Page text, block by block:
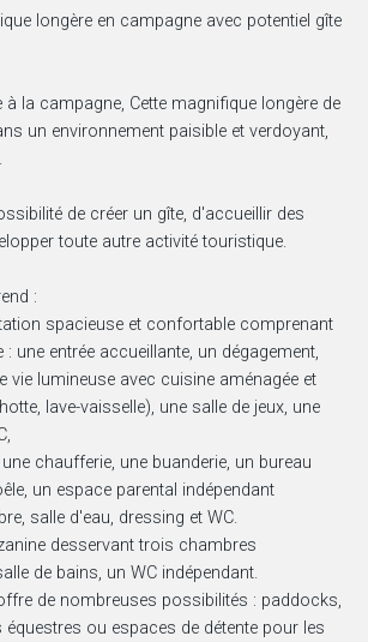
longère en campagne avec potentiel gîte
à la campagne, Cette magnifique longère de
un environnement paisible et verdoyant,
de créer un gîte, d'accueillir des
toute autre activité touristique.
:
spacieuse et confortable comprenant
: une entrée accueillante, un dégagement,
vie lumineuse avec cuisine aménagée et
lave-vaisselle), une salle de jeux, une
chaufferie, une buanderie, un bureau
un espace parental indépendant
salle d'eau, dressing et WC.
desservant trois chambres
de bains, un WC indépendant.
de nombreuses possibilités : paddocks,
ou espaces de détente pour les